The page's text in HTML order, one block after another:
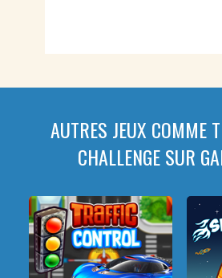
AUTRES JEUX COMME
CHALLENGE SUR